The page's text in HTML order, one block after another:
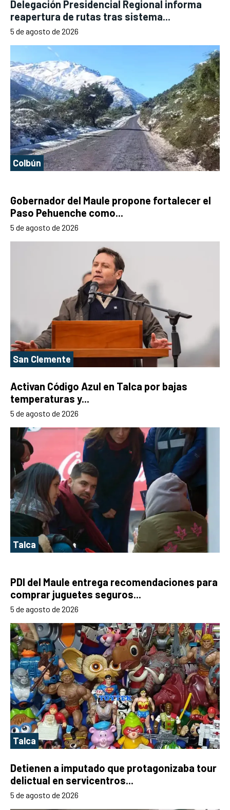
Delegación Presidencial Regional informa
reapertura de rutas tras sistema...
5 de agosto de 2026
Colbún
Gobernador del Maule propone fortalecer el
Paso Pehuenche como...
5 de agosto de 2026
San Clemente
Activan Código Azul en Talca por bajas
temperaturas y...
5 de agosto de 2026
Talca
PDI del Maule entrega recomendaciones para
comprar juguetes seguros...
5 de agosto de 2026
Talca
Detienen a imputado que protagonizaba tour
delictual en servicentros...
5 de agosto de 2026